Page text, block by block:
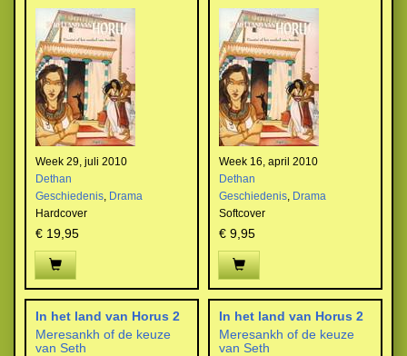
Week 29, juli 2010
Dethan
Geschiedenis, Drama
Hardcover
€ 19,95
Week 16, april 2010
Dethan
Geschiedenis, Drama
Softcover
€ 9,95
In het land van Horus 2
Meresankh of de keuze
van Seth
In het land van Horus 2
Meresankh of de keuze
van Seth